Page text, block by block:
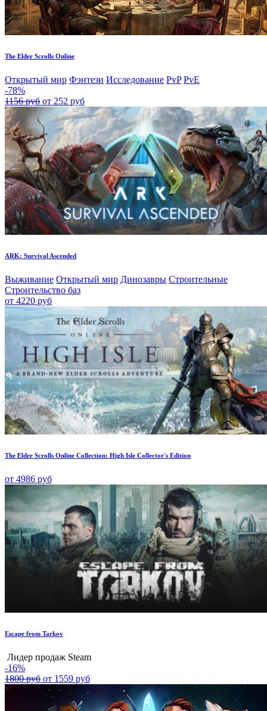
The Elder Scrolls Online
Открытый мир Фэнтези Исследование PvP PvE
-78%
1156 руб от 252 руб
ARK: Survival Ascended
Выживание Открытый мир Динозавры Строительные
Строительство баз
от 4220 руб
The Elder Scrolls Online Collection: High Isle Collector's Edition
от 4986 руб
Escape from Tarkov
Лидер продаж Steam
-16%
1800 руб от 1559 руб